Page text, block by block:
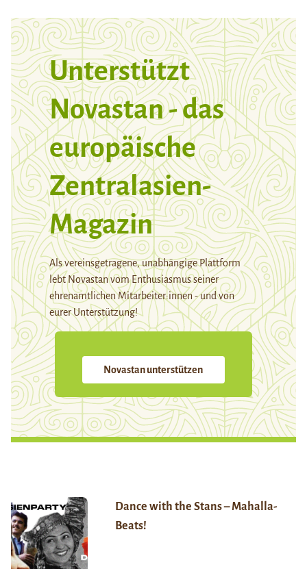
Unterstützt
Novastan - das
europäische
Zentralasien-
Magazin
Als vereinsgetragene, unabhängige Plattform
lebt Novastan vom Enthusiasmus seiner
ehrenamtlichen Mitarbeiter:innen - und von
eurer Unterstützung!
Novastan unterstützen
Dance with the Stans – Mahalla-
Beats!